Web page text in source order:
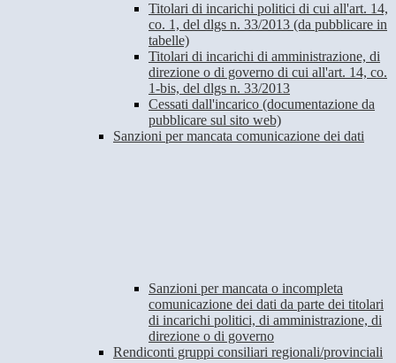
Titolari di incarichi politici di cui all'art. 14,
co. 1, del dlgs n. 33/2013 (da pubblicare in
tabelle)
Titolari di incarichi di amministrazione, di
direzione o di governo di cui all'art. 14, co.
1-bis, del dlgs n. 33/2013
Cessati dall'incarico (documentazione da
pubblicare sul sito web)
Sanzioni per mancata comunicazione dei dati
Sanzioni per mancata o incompleta
comunicazione dei dati da parte dei titolari
di incarichi politici, di amministrazione, di
direzione o di governo
Rendiconti gruppi consiliari regionali/provinciali